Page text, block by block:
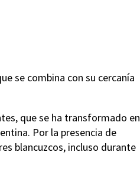
se combina con su cercanía
que se ha transformado en
Por la presencia de
blancuzcos, incluso durante